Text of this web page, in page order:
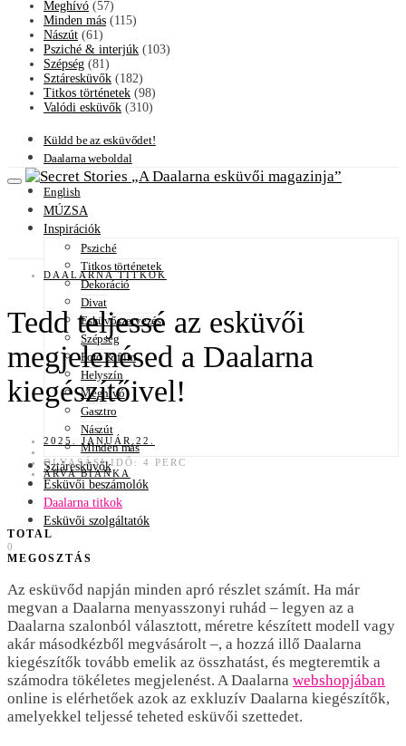
Meghívó (57)
Minden más (115)
Nászút (61)
Psziché & interjúk (103)
Szépség (81)
Sztáresküvők (182)
Titkos történetek (98)
Valódi esküvők (310)
Küldd be az esküvődet!
Daalarna weboldal
English
A Daalarna esküvői magazinja
MÚZSA
Inspirációk
Psziché
Titkos történetek
Dekoráció
Divat
Esküvőszervezés
Szépség
Fotó & film
Helyszín
Meghívó
Gasztro
Nászút
Minden más
Sztáresküvők
Esküvői beszámolók
Daalarna titkok
Esküvői szolgáltatók
DAALARNA TITKOK
Tedd teljessé az esküvői
megjelenésed a Daalarna
kiegészítőivel!
2025. JANUÁR 22.
OLVASÁSI IDŐ: 4 PERC
ÁRVA BIANKA
TOTAL
0
MEGOSZTÁS
Az esküvőd napján minden apró részlet számít. Ha már
megvan a Daalarna menyasszonyi ruhád – legyen az a
Daalarna szalonból választott, méretre készített modell vagy
akár másodkézből megvásárolt –, a hozzá illő Daalarna
kiegészítők tovább emelik az összhatást, és megteremtik a
számodra tökéletes megjelenést. A Daalarna webshopjában
online is elérhetőek azok az exkluzív Daalarna kiegészítők,
amelyekkel teljessé teheted esküvői szettedet.